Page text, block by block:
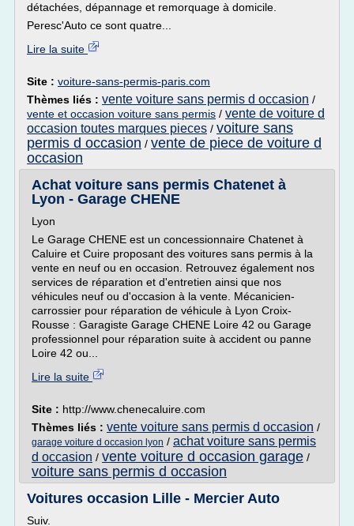
détachées, dépannage et remorquage à domicile.
Peresc'Auto ce sont quatre...
Lire la suite
Site : voiture-sans-permis-paris.com
Thèmes liés : vente voiture sans permis d occasion /
vente et occasion voiture sans permis / vente de voiture d
occasion toutes marques pieces / voiture sans
permis d occasion / vente de piece de voiture d
occasion
Achat voiture sans permis Chatenet à
Lyon - Garage CHENE
Lyon
Le Garage CHENE est un concessionnaire Chatenet à
Caluire et Cuire proposant des voitures sans permis à la
vente en neuf ou en occasion. Retrouvez également nos
services de réparation et d'entretien ainsi que nos
véhicules neuf ou d'occasion à la vente. Mécanicien-
carrossier pour réparation de véhicule à Lyon Croix-
Rousse : Garagiste Garage CHENE Loire 42 ou Garage
professionnel pour réparation suite à accident ou panne
Loire 42 ou...
Lire la suite
Site : http://www.chenecaluire.com
Thèmes liés : vente voiture sans permis d occasion /
garage voiture d occasion lyon / achat voiture sans permis
d occasion / vente voiture d occasion garage /
voiture sans permis d occasion
Voitures occasion Lille - Mercier Auto
Suiv.